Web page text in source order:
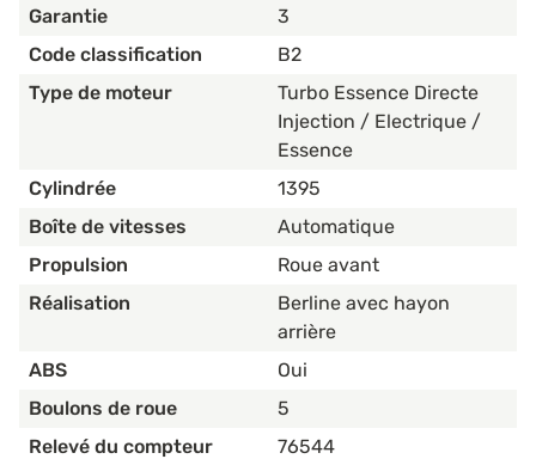
Garantie
3
Code classification
B2
Type de moteur
Turbo Essence Directe
Injection / Electrique /
Essence
Cylindrée
1395
Boîte de vitesses
Automatique
Propulsion
Roue avant
Réalisation
Berline avec hayon
arrière
ABS
Oui
Boulons de roue
5
Relevé du compteur
76544